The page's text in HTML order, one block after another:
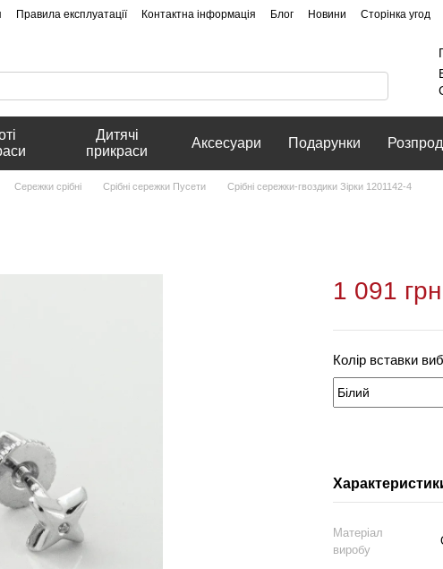
Правила експлуатації Контактна інформація Блог Новини Сторінка угод
Дитячі
прикраси
Аксесуари Подарунки
Сережки срібні Срібні сережки Пусети Срібні сережки-гвоздики Зірки 1201142-4
1 091 грн
Колір вставки
Матеріал
виробу